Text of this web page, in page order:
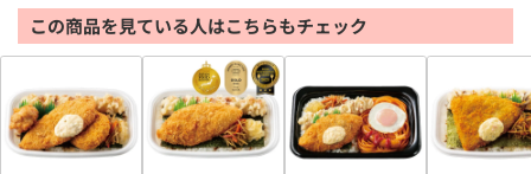
この商品を見ている人はこちらもチェック